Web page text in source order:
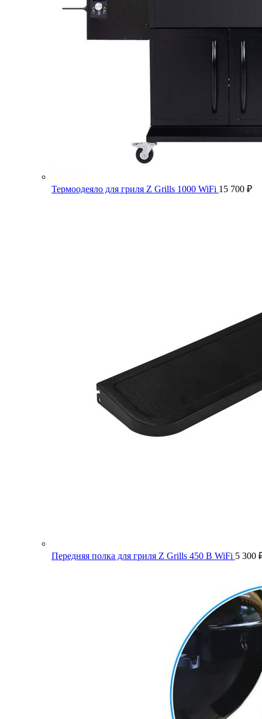
Термоодеяло для гриля Z Grills 1000 WiFi 15 700 ₽
Передняя полка для гриля Z Grills 450 B WiFi 5 300